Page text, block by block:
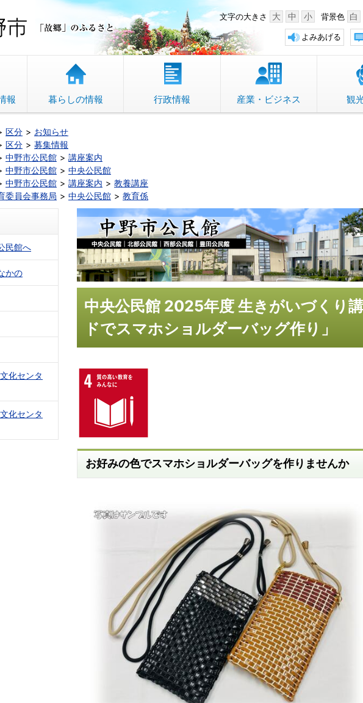
中野市 「故郷」のふるさと 背景色 白
文字の大きさ 大 中 小
よみあげる
報 暮らしの情報 行政情報 産業・ビジネス 観
区分
お知らせ
区分
募集情報
中野市公民館
講座案内
中野市公民館
中央公民館
中野市公民館 講座案内
教養講座
委員会事務局 中央公民館 教育係
中央公民館 2025年度 生きがいづくり
ドでスマホショルダーバッグ作り」
お好みの色でスマホショルダーバッグを作りませんか
民館へ
かの
化センタ
化センタ